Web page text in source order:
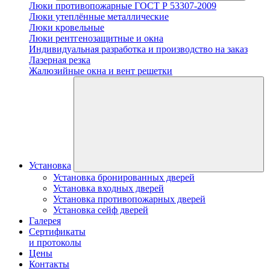
Люки противопожарные ГОСТ Р 53307-2009
Люки утеплённые металлические
Люки кровельные
Люки рентгенозащитные и окна
Индивидуальная разработка и производство на заказ
Лазерная резка
Жалюзийные окна и вент решетки
Установка
Установка бронированных дверей
Установка входных дверей
Установка противопожарных дверей
Установка сейф дверей
Галерея
Сертификаты
и протоколы
Цены
Контакты